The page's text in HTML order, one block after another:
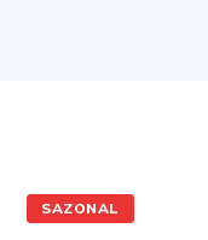
SAZONAL